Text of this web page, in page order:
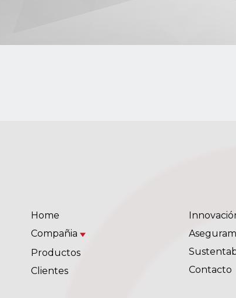
Home
Compañia
Productos
Clientes
Contacto